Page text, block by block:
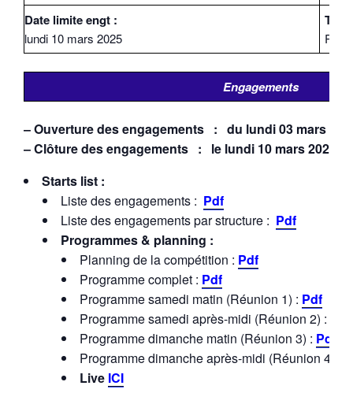
Date limite engt :
lundi 10 mars 2025
Engagements
– Ouverture des engagements : du lundi 03 mars
– Clôture des engagements : le lundi 10 mars 2025 à
Starts list :
Liste des engagements : Pdf
Liste des engagements par structure : Pdf
Programmes & planning :
Planning de la compétition : Pdf
Programme complet : Pdf
Programme samedi matin (Réunion 1) : Pdf
Programme samedi après-midi (Réunion 2) :
Programme dimanche matin (Réunion 3) : Pdf
Programme dimanche après-midi (Réunion 4) :
Live ICI